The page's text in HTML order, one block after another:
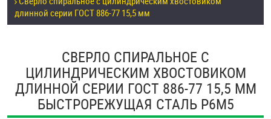
ОПТ
ОПЛАТА И ДОСТАВКА
НАШИ МАГАЗИНЫ
Антивандальный крепёж, инструмент
Болты и винты
Втулки
Гайки
длинной серии ГОСТ 886-77 15,5 мм
СВЕРЛО СПИРАЛЬНОЕ С
ЦИЛИНДРИЧЕСКИМ ХВОСТОВИКОМ
ДЛИННОЙ СЕРИИ ГОСТ 886-77 15,5 ММ
БЫСТРОРЕЖУЩАЯ СТАЛЬ Р6М5